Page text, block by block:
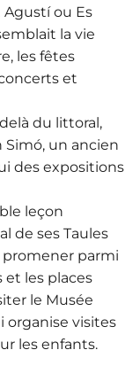
Agustí ou Es
la vie
les fêtes
et
du littoral,
Simó, un ancien
des expositions
leçon
de ses Taules
promener parmi
et les places
le Musée
organise visites
les enfants.